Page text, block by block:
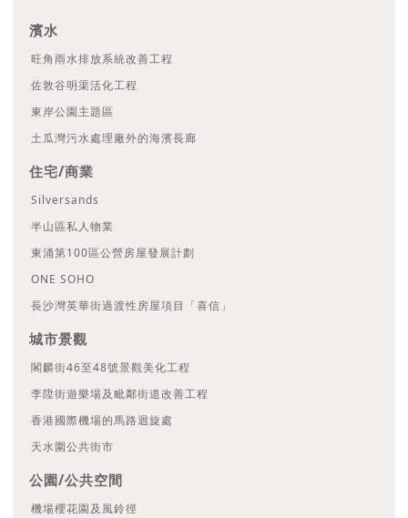
濱水
旺角雨水排放系統改善工程
佐敦谷明渠活化工程
東岸公園主題區
土瓜灣污水處理廠外的海濱長廊
住宅/商業
Silversands
半山區私人物業
東涌第100區公營房屋發展計劃
ONE SOHO
長沙灣英華街過渡性房屋項目「喜信」
城市景觀
閣麟街46至48號景觀美化工程
李陞街遊樂場及毗鄰街道改善工程
香港國際機場的馬路迴旋處
天水圍公共街市
公園/公共空間
機場櫻花園及風鈴徑